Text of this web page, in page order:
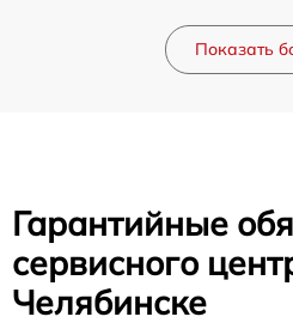
Показать
Гарантийные
сервисного
Челябинске